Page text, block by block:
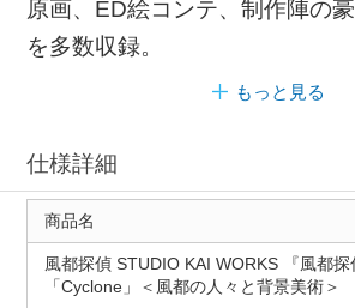
原画、ED絵コンテ、制作陣の
を多数収録。
もっと見る
仕様詳細
商品名
風都探偵 STUDIO KAI WORKS 『風都
「Cyclone」＜風都の人々と背景美術＞